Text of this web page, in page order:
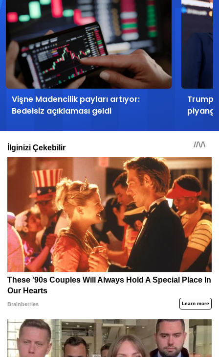
Vişne Madencilik payları artıyor:
Bedelsiz açıklaması geldi